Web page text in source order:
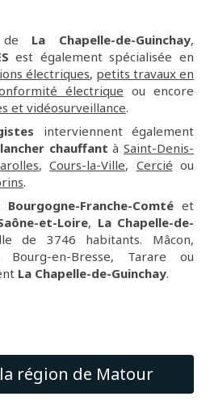
de La Chapelle-de-Guinchay,
est également spécialisée en
électriques, petits travaux en
électrique ou encore
et vidéosurveillance.
interviennent également
chauffant àSaint-Denis-
,Cours-la-Ville, Cercié ou
.
Bourgogne-Franche-Comtéet
et-Loire, La Chapelle-de-
de 3746 habitants. Mâcon,
Bourg-en-Bresse, Tarare ou
La Chapelle-de-Guinchay.
région de Matour